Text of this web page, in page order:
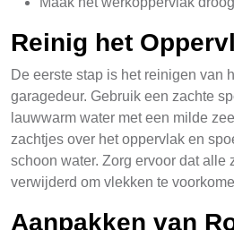
Reinig het
De eerste stap is het reinigen van
garagedeur. Gebruik een zachte
lauwwarm water met een milde
zachtjes over het oppervlak en
schoon water. Zorg ervoor dat alle
verwijderd om vlekken te
Aanpakken van